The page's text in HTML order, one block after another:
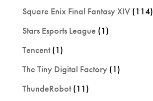
Square Enix Final Fantasy XIV(114)
Stars Esports League (1)
Tencent(1)
The Tiny Digital Factory(1)
ThundeRobot(11)